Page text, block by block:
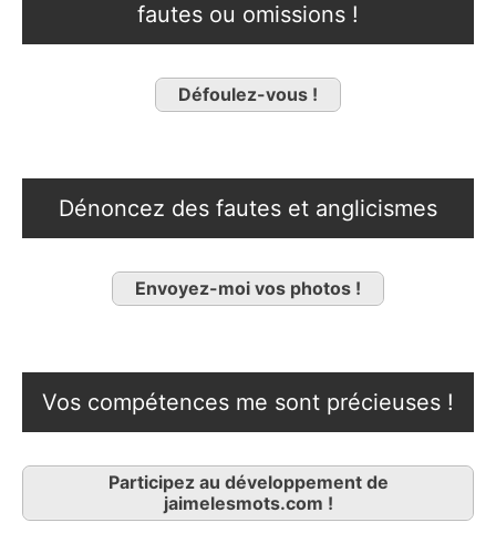
fautes ou omissions !
Défoulez-vous !
Dénoncez des fautes et anglicismes
Envoyez-moi vos photos !
Vos compétences me sont précieuses !
Participez au développement de
jaimelesmots.com !